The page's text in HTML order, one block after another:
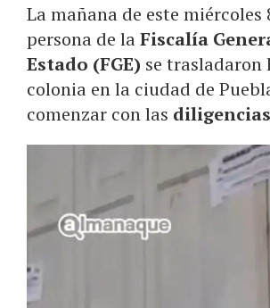
La mañana de este miércoles
persona de laFiscalía
Estado (FGE) se trasladaron
colonia en la ciudad de
comenzar con las diligencias